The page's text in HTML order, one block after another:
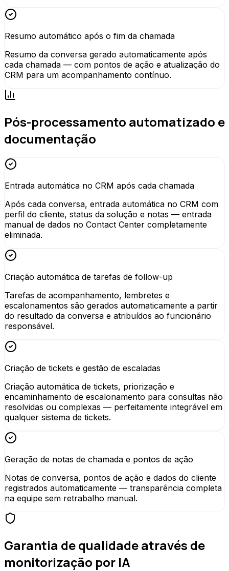
Resumo automático após o fim da chamada
Resumo da conversa gerado automaticamente após
cada chamada — com pontos de ação e atualização do
CRM para um acompanhamento contínuo.
Pós-processamento automatizado e
documentação
Entrada automática no CRM após cada chamada
Após cada conversa, entrada automática no CRM com
perfil do cliente, status da solução e notas — entrada
manual de dados no Contact Center completamente
eliminada.
Criação automática de tarefas de follow-up
Tarefas de acompanhamento, lembretes e
escalonamentos são gerados automaticamente a partir
do resultado da conversa e atribuídos ao funcionário
responsável.
Criação de tickets e gestão de escaladas
Criação automática de tickets, priorização e
encaminhamento de escalonamento para consultas não
resolvidas ou complexas — perfeitamente integrável em
qualquer sistema de tickets.
Geração de notas de chamada e pontos de ação
Notas de conversa, pontos de ação e dados do cliente
registrados automaticamente — transparência completa
na equipe sem retrabalho manual.
Garantia de qualidade através de
monitorização por IA